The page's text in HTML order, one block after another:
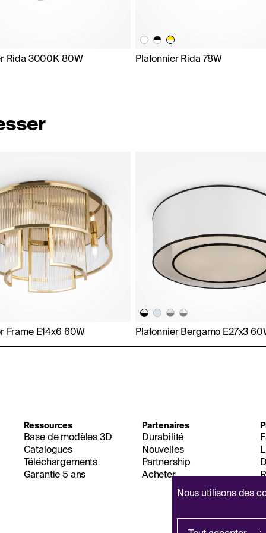
Rida 3000K 80W Plafonnier Rida 78W
Frame E14x6 60W Plafonnier Bergamo E27x3
Nous utilisons des
Ressources
Base de modèles 3D
Catalogues
Téléchargements
Garantie 5 ans
Partenaires
Durabilité
Nouvelles
Partnership
Acheter